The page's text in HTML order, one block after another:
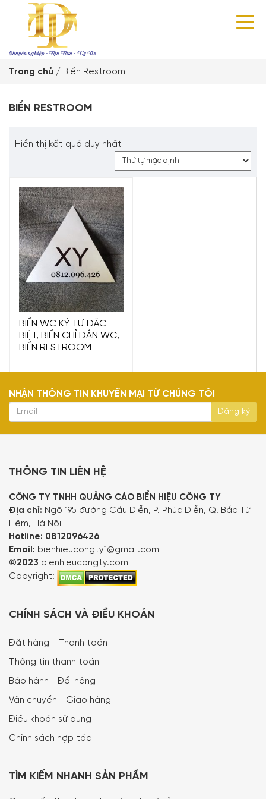
Trang chủ / Biển Restroom
BIỂN RESTROOM
Hiển thị kết quả duy nhất
BIỂN WC KÝ TỰ ĐẶC
BIỆT, BIỂN CHỈ DẪN WC,
BIỂN RESTROOM
NHẬN THÔNG TIN KHUYẾN MẠI TỪ CHÚNG TÔI
THÔNG TIN LIÊN HỆ
CÔNG TY TNHH QUẢNG CÁO BIỂN HIỆU CÔNG TY
Địa chỉ: Ngõ 195 đường Cầu Diễn, P. Phúc Diễn, Q. Bắc Từ
Liêm, Hà Nội
Hotline: 0812096426
Email: bienhieucongty1@gmail.com
©2023 bienhieucongty.com
Copyright:
CHÍNH SÁCH VÀ ĐIỀU KHOẢN
Đặt hàng - Thanh toán
Thông tin thanh toán
Bảo hành - Đổi hàng
Vận chuyển - Giao hàng
Điều khoản sử dụng
Chính sách hợp tác
TÌM KIẾM NHANH SẢN PHẨM